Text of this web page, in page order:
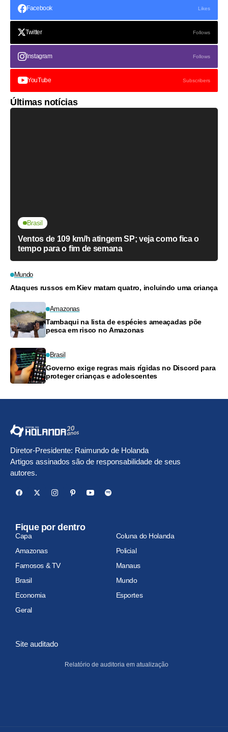
Facebook Likes
Twitter Follows
Instagram Follows
YouTube Subscribers
Últimas notícias
Brasil
Ventos de 109 km/h atingem SP; veja como fica o
tempo para o fim de semana
Mundo
Ataques russos em Kiev matam quatro, incluindo uma criança
Amazonas
Tambaqui na lista de espécies ameaçadas põe
pesca em risco no Amazonas
Brasil
Governo exige regras mais rígidas no Discord para
proteger crianças e adolescentes
Diretor-Presidente: Raimundo de Holanda
Artigos assinados são de responsabilidade de seus
autores.
Fique por dentro
Capa
Coluna do Holanda
Amazonas
Policial
Famosos & TV
Manaus
Brasil
Mundo
Economia
Esportes
Geral
Site auditado
Relatório de auditoria em atualização